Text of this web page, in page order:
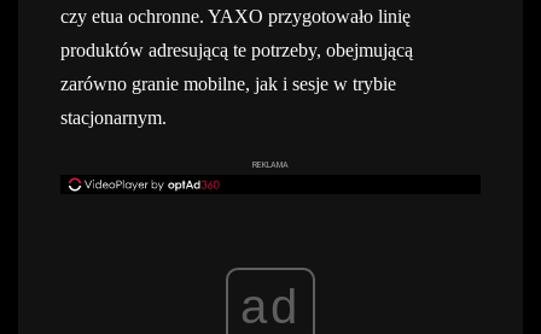
czy etua ochronne. YAXO przygotowało linię
produktów adresującą te potrzeby, obejmującą
zarówno granie mobilne, jak i sesje w trybie
stacjonarnym.
REKLAMA
ad